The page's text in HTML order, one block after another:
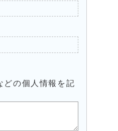
どの個人情報を記